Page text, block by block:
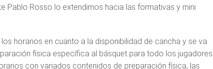
Pablo Rosso lo extendimos hacia las formativas y mini
horarios en cuanto a la disponibilidad de cancha y se va
física específica al básquet para todo los jugadores
con variados contenidos de preparación física, las